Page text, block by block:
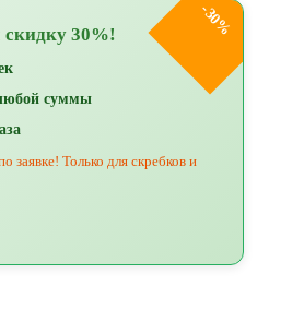
-30%
30%!
суммы
заявке! Только для скребков и